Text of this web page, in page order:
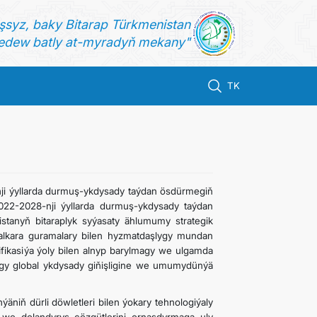
baky Bitarap Türkmenistan
batly at-myradyň mekany"
TK
ýyllarda durmuş-ykdysady taýdan ösdürmegiň
2028-nji ýyllarda durmuş-ykdysady taýdan
bitaraplyk syýasaty ählumumy strategik
guramalary bilen hyzmatdaşlygy mundan
ýoly bilen alnyp barylmagy we ulgamda
global ykdysady giňişligine we umumydünýä
dürli döwletleri bilen ýokary tehnologiýaly